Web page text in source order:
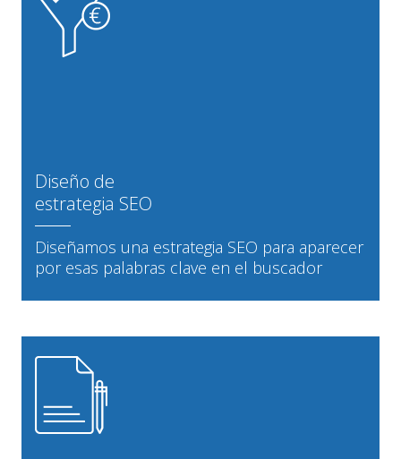
Diseño de
estrategia SEO
Diseñamos una estrategia SEO para aparecer
por esas palabras clave en el buscador